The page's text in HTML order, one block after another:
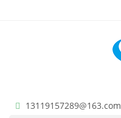
13119157289@163.com